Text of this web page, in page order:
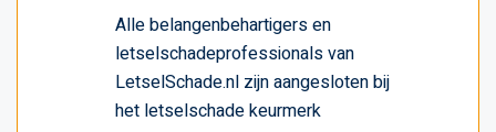
Alle belangenbehartigers en
letselschadeprofessionals van
LetselSchade.nl zijn aangesloten bij
het letselschade keurmerk